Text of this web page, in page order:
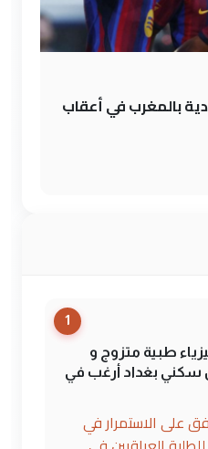
بالمغرب في أعقاب
1
طبية متزوج و
سكني بغداد أرغب في
على الاستمرار في